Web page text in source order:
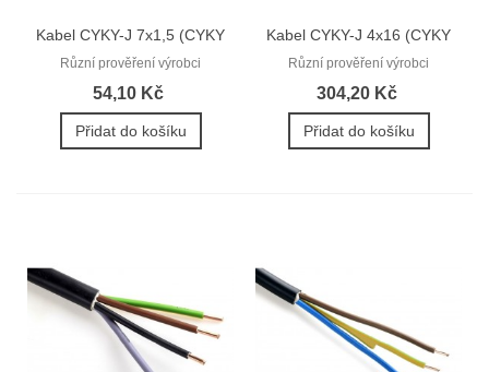
Kabel CYKY-J 7x1,5 (CYKY
7Cx1,5)
Různí prověření výrobci
54,10 Kč
Přidat do košíku
Kabel CYKY-J 4x16 (CYKY
4Bx16)
Různí prověření výrobci
304,20 Kč
Přidat do košíku